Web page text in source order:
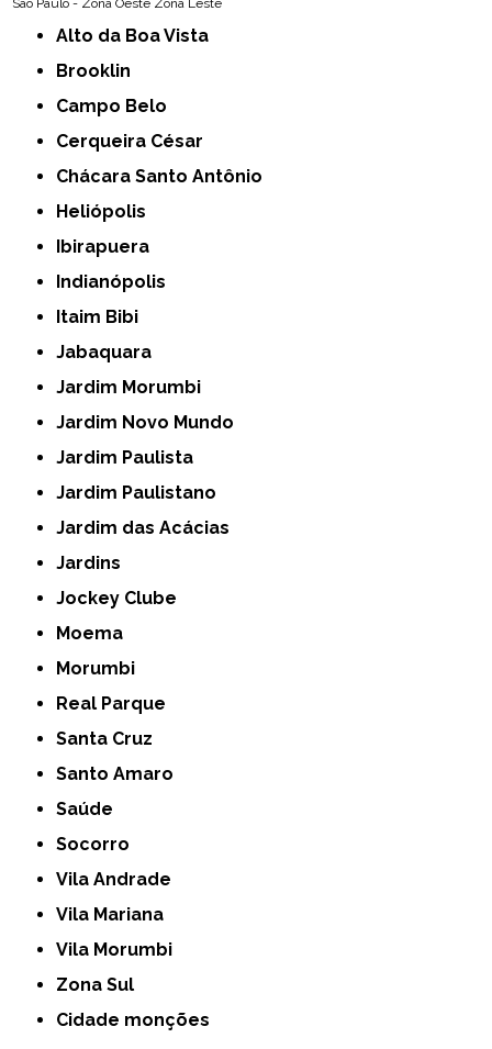
Alto da Boa Vista
Brooklin
Campo Belo
Cerqueira César
Chácara Santo Antônio
Heliópolis
Ibirapuera
Indianópolis
Itaim Bibi
Jabaquara
Jardim Morumbi
Jardim Novo Mundo
Jardim Paulista
Jardim Paulistano
Jardim das Acácias
Jardins
Jockey Clube
Moema
Morumbi
Real Parque
Santa Cruz
Santo Amaro
Saúde
Socorro
Vila Andrade
Vila Mariana
Vila Morumbi
Zona Sul
cidade monções